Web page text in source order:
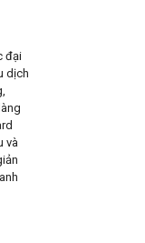
đại
dịch
và